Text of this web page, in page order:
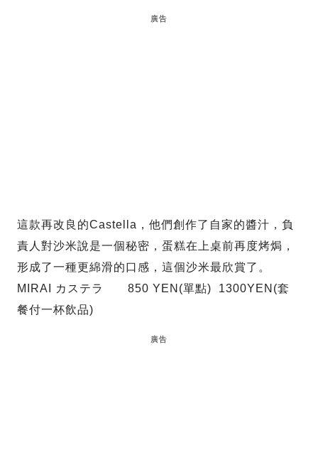
廣告
這款再改良的Castella，他們創作了自家的醬汁，負
責人對沙米說是一個秘密，蛋糕在上桌前再度烤焗，
形成了一種更綿滑的口感，這個沙米最欣賞了。
MIRAI カステラ 850 YEN(單點) 1300YEN(套
餐付一杯飲品)
廣告